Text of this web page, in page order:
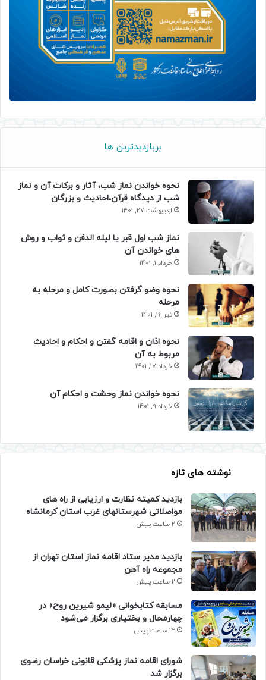
پربازدیدترین ها
نحوه خواندن نماز شب، آثار و برکات آن و نماز
شب از دیدگاه قرآن،احادیث و بزرگان
اردیبهشت 27, 1401
نماز شب اول قبر یا لیله الدفن و ثواب و روش
های خواندن آن
خرداد 1, 1401
نحوه وضو گرفتن بصورت کامل و مرحله به
مرحله
تیر 16, 1401
نحوه اذان و اقامه گفتن و احکام و احادیث
مربوط به آن
خرداد 17, 1401
نحوه خواندن نماز وحشت و احکام آن
خرداد 9, 1401
نوشته های تازه
بازدید کمیته نظارت و ارزیابی از راه های
مواصلاتی شهرستانهای غرب استان کرمانشاه
2 ساعت پیش
بازدید مدیر ستاد اقامه نماز استان تهران از
مجموعه راه آهن
2 ساعت پیش
مسابقه کتابخوانی «لیمو شیرین روح» در
چهارمحال و بختیاری برگزار می‌شود
14 ساعت پیش
شورای اقامه نماز پزشکی قانونی خراسان رضوی
برگزار شد